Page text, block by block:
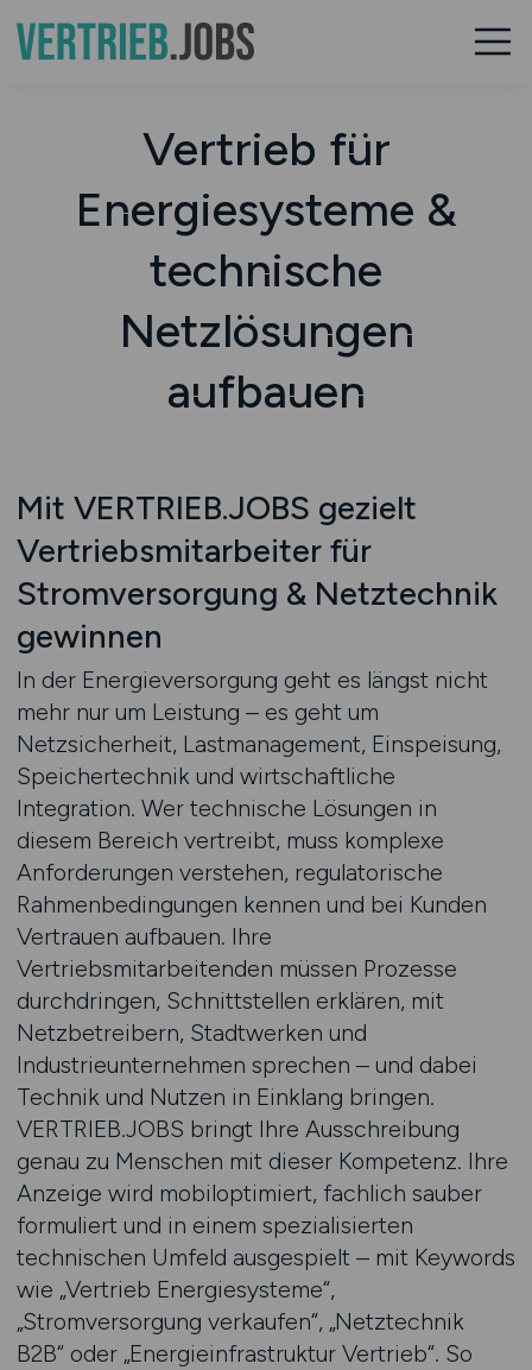
Vertrieb für
Energiesysteme &
technische
Netzlösungen
aufbauen
Mit VERTRIEB.JOBS gezielt
Vertriebsmitarbeiter für
Stromversorgung & Netztechnik
gewinnen
In der Energieversorgung geht es längst nicht
mehr nur um Leistung – es geht um
Netzsicherheit, Lastmanagement, Einspeisung,
Speichertechnik und wirtschaftliche
Integration. Wer technische Lösungen in
diesem Bereich vertreibt, muss komplexe
Anforderungen verstehen, regulatorische
Rahmenbedingungen kennen und bei Kunden
Vertrauen aufbauen. Ihre
Vertriebsmitarbeitenden müssen Prozesse
durchdringen, Schnittstellen erklären, mit
Netzbetreibern, Stadtwerken und
Industrieunternehmen sprechen – und dabei
Technik und Nutzen in Einklang bringen.
VERTRIEB.JOBS bringt Ihre Ausschreibung
genau zu Menschen mit dieser Kompetenz. Ihre
Anzeige wird mobiloptimiert, fachlich sauber
formuliert und in einem spezialisierten
technischen Umfeld ausgespielt – mit Keywords
wie „Vertrieb Energiesysteme“,
„Stromversorgung verkaufen“, „Netztechnik
B2B“ oder „Energieinfrastruktur Vertrieb“. So